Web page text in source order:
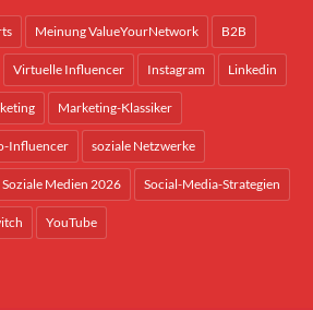
Meinung ValueYourNetwork B2B
Virtuelle Influencer Instagram Linkedin
Marketing-Klassiker
Influencer soziale Netzwerke
Soziale Medien 2026 Social-Media-Strategien
YouTube